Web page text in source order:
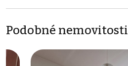
Podobné nemovitosti